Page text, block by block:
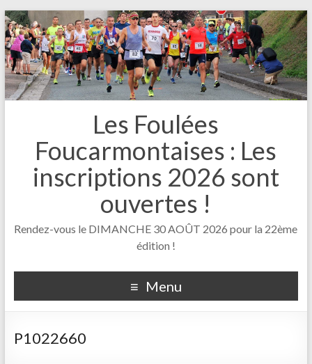
Les Foulées
Foucarmontaises : Les
inscriptions 2026 sont
ouvertes !
Rendez-vous le DIMANCHE 30 AOÛT 2026 pour la 22ème
édition !
Menu
P1022660